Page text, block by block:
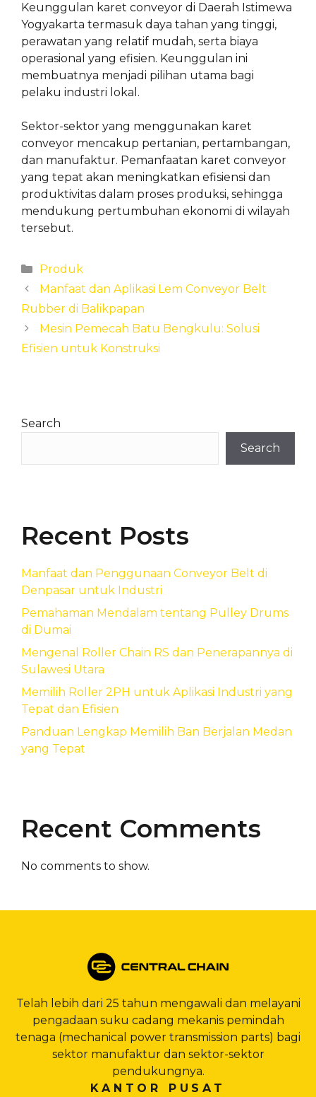
Keunggulan karet conveyor di Daerah Istimewa
Yogyakarta termasuk daya tahan yang tinggi,
perawatan yang relatif mudah, serta biaya
operasional yang efisien. Keunggulan ini
membuatnya menjadi pilihan utama bagi
pelaku industri lokal.
Sektor-sektor yang menggunakan karet
conveyor mencakup pertanian, pertambangan,
dan manufaktur. Pemanfaatan karet conveyor
yang tepat akan meningkatkan efisiensi dan
produktivitas dalam proses produksi, sehingga
mendukung pertumbuhan ekonomi di wilayah
tersebut.
Categories
Produk
Manfaat dan Aplikasi Lem Conveyor Belt
Rubber di Balikpapan
Mesin Pemecah Batu Bengkulu: Solusi
Efisien untuk Konstruksi
Search
Search
Recent Posts
Manfaat dan Penggunaan Conveyor Belt di
Denpasar untuk Industri
Pemahaman Mendalam tentang Pulley Drums
di Dumai
Mengenal Roller Chain RS dan Penerapannya di
Sulawesi Utara
Memilih Roller 2PH untuk Aplikasi Industri yang
Tepat dan Efisien
Panduan Lengkap Memilih Ban Berjalan Medan
yang Tepat
Recent Comments
No comments to show.
Telah lebih dari 25 tahun mengawali dan melayani
pengadaan suku cadang mekanis pemindah
tenaga (mechanical power transmission parts) bagi
sektor manufaktur dan sektor-sektor
pendukungnya.
KANTOR PUSAT